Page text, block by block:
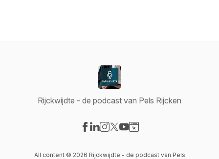
Rijckwijdte - de podcast van Pels Rijcken
All content © 2026 Rijckwijdte - de podcast van Pels